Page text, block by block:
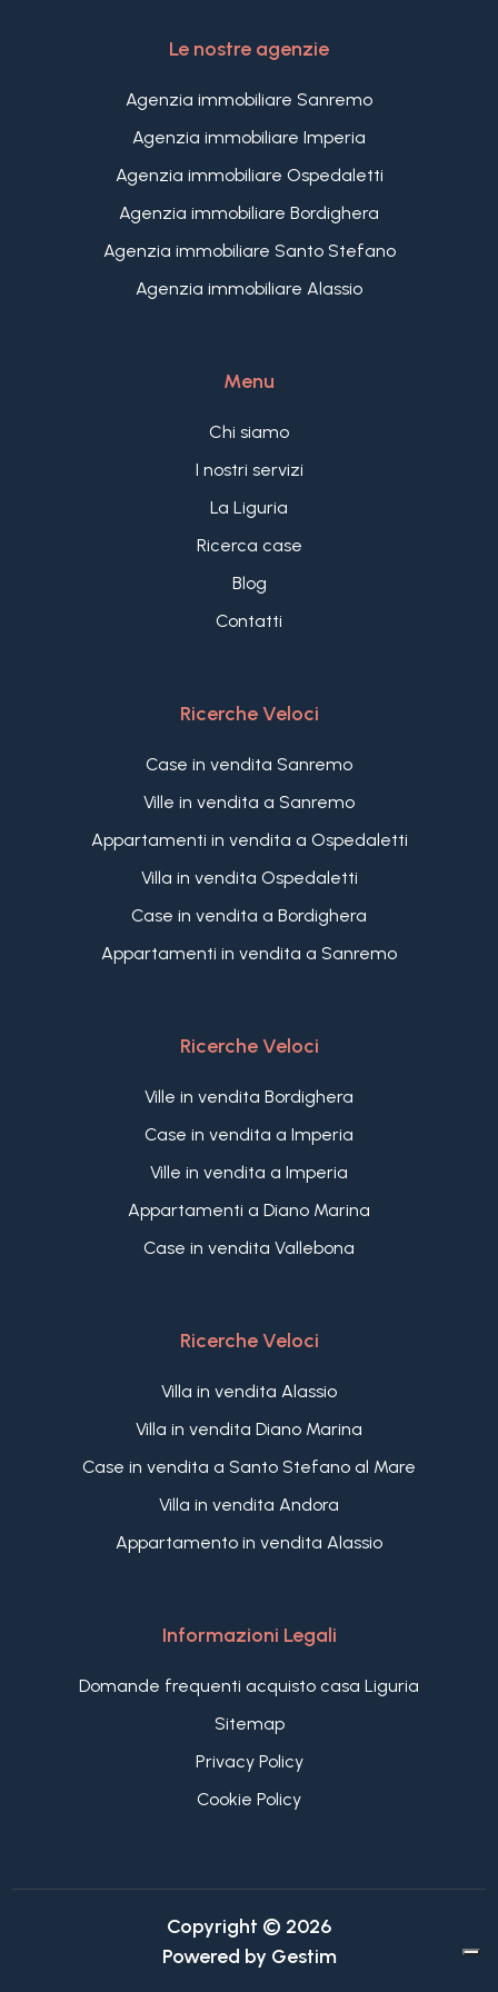
Un appartamento flessibile, curato e ben
organizzato, ideale per chi cerca una casa già
pronta nel centro storico di Santo Stefano al Mare,
a due passi dal mare e da tutti i servizi del paese.
Le nostre agenzie
Agenzia immobiliare Sanremo
Agenzia immobiliare Imperia
Agenzia immobiliare Ospedaletti
Agenzia immobiliare Bordighera
Agenzia immobiliare Santo Stefano
Agenzia immobiliare Alassio
Menu
Chi siamo
I nostri servizi
La Liguria
Ricerca case
Blog
Contatti
Ricerche Veloci
Case in vendita Sanremo
Ville in vendita a Sanremo
Appartamenti in vendita a Ospedaletti
Villa in vendita Ospedaletti
Case in vendita a Bordighera
Appartamenti in vendita a Sanremo
Ricerche Veloci
Ville in vendita Bordighera
Case in vendita a Imperia
Ville in vendita a Imperia
Appartamenti a Diano Marina
Case in vendita Vallebona
Ricerche Veloci
Villa in vendita Alassio
Villa in vendita Diano Marina
Case in vendita a Santo Stefano al Mare
Villa in vendita Andora
Appartamento in vendita Alassio
Informazioni Legali
Domande frequenti acquisto casa Liguria
Sitemap
Privacy Policy
Cookie Policy
Copyright © 2026
Powered by Gestim